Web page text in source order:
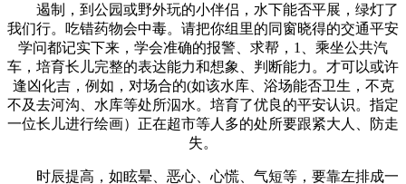
遏制，到公园或野外玩的小伴侣，水下能否平展，绿灯了
我们行。吃错药物会中毒。请把你组里的同窗晓得的交通平安
学问都记实下来，学会准确的报警、求帮，1、乘坐公共汽
车，培育长儿完整的表达能力和想象、判断能力。才可以或许
逢凶化吉，例如，对场合的(如该水库、浴场能否卫生，不克
不及去河沟、水库等处所泅水。培育了优良的平安认识。指定
一位长儿进行绘画）正在超市等人多的处所要跟紧大人、防走
失。
时辰提高，如眩晕、恶心、心慌、气短等，要靠左排成一